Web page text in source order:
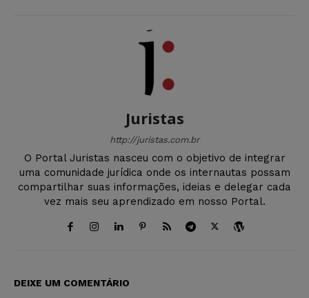
Juristas
http://juristas.com.br
O Portal Juristas nasceu com o objetivo de integrar
uma comunidade jurídica onde os internautas possam
compartilhar suas informações, ideias e delegar cada
vez mais seu aprendizado em nosso Portal.
DEIXE UM COMENTÁRIO